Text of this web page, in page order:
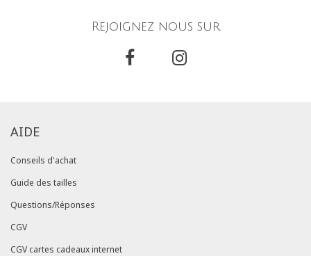
Rejoignez nous sur
AIDE
Conseils d'achat
Guide des tailles
Questions/Réponses
CGV
CGV cartes cadeaux internet